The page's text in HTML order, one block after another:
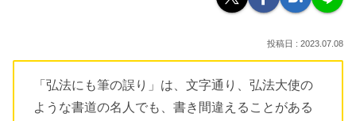
2023.07.08
「弘法にも筆の誤り」は、文字通り、弘法大使の
ような書道の名人でも、書き間違えることがある